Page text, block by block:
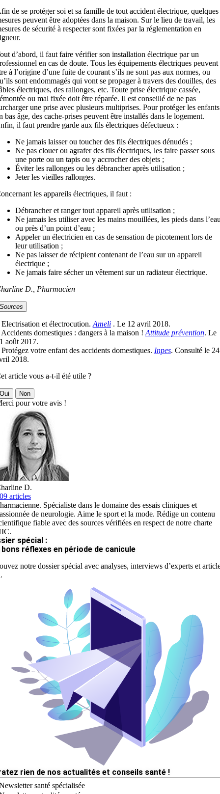
de se protéger soi et sa famille de tout accident électrique, quelques
peuvent être adoptées dans la maison. Sur le lieu de travail, les
de sécurité à respecter sont fixées par la réglementation en
d’abord, il faut faire vérifier son installation électrique par un
en cas de doute. Tous les équipements électriques peuvent
à l’origine d’une fuite de courant s’ils ne sont pas aux normes, ou
sont endommagés qui vont se propager à travers des douilles, des
électriques, des rallonges, etc. Toute prise électrique cassée,
ou mal fixée doit être réparée. Il est conseillé de ne pas
une prise avec plusieurs multiprises. Pour protéger les enfants
bas âge, des cache-prises peuvent être installés dans le logement.
il faut prendre garde aux fils électriques défectueux :
Ne jamais laisser ou toucher des fils électriques dénudés ;
Ne pas clouer ou agrafer des fils électriques, les faire passer sous
une porte ou un tapis ou y accrocher des objets ;
Éviter les rallonges ou les débrancher après utilisation ;
Jeter les vieilles rallonges.
les appareils électriques, il faut :
Débrancher et ranger tout appareil après utilisation ;
Ne jamais les utiliser avec les mains mouillées, les pieds dans
ou près d’un point d’eau ;
Appeler un électricien en cas de sensation de picotement lors de
leur utilisation ;
Ne pas laisser de récipient contenant de l’eau sur un appareil
électrique ;
Ne jamais faire sécher un vêtement sur un radiateur électrique.
D., Pharmacien
et électrocution. Ameli. Le 12 avril 2018.
domestiques : dangers à la maison ! Attitude prévention. Le
août 2017.
votre enfant des accidents domestiques. Inpes. Consulté le 24
2018.
article vous a-t-il été utile ?
Non
pour votre avis !
D.
articles
Spécialiste dans le domaine des essais cliniques et
de neurologie. Aime le sport et la mode. Rédige un contenu
fiable avec des sources vérifiées en respect de notre charte
spécial :
bons réflexes en période de canicule
notre dossier spécial avec analyses, interviews d’experts et
rien de nos actualités et conseils santé !
santé spécialisée